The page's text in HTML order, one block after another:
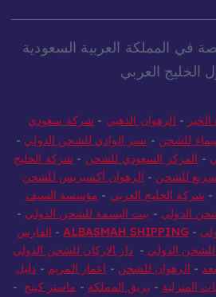
في المملكة العربية السعودية
الخليج العربي
- الرهوان الذهبي - شركة سعودي
للشحن - نسر الوادي للشحن الدولي -
- المركز السعودي للشحن - شركة الخليج
للشحن - الرهوان أكسبريس للشحن
- شركة الخليج العربي - مؤسسة السيف
الدولي - بيت البسمة للشحن الدولي -
-
ALBASMAH SHIPPING
- الفارس
الدولي -دار الاركان للشحن الدولي
- الرهوان للشحن - اعمار المريم - دليل
المنزلية - بريق المملكة - ماستر كينج -